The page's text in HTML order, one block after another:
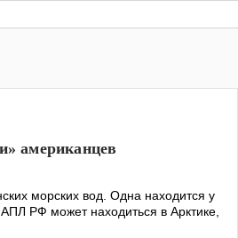
американцев
морских вод. Одна находится у
РФ может находиться в Арктике,